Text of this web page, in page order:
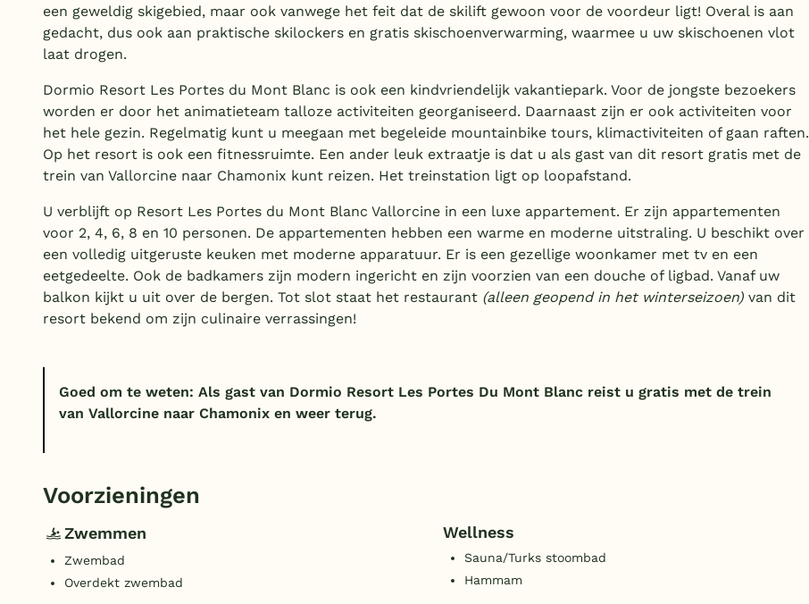
een geweldig skigebied, maar ook vanwege het feit dat de skilift gewoon voor de voordeur ligt! Overal is aan
gedacht, dus ook aan praktische skilockers en gratis skischoenverwarming, waarmee u uw skischoenen vlot
laat drogen.
Dormio Resort Les Portes du Mont Blanc is ook een kindvriendelijk vakantiepark. Voor de jongste bezoekers
worden er door het animatieteam talloze activiteiten georganiseerd. Daarnaast zijn er ook activiteiten voor
het hele gezin. Regelmatig kunt u meegaan met begeleide mountainbike tours, klimactiviteiten of gaan raften.
Op het resort is ook een fitnessruimte. Een ander leuk extraatje is dat u als gast van dit resort gratis met de
trein van Vallorcine naar Chamonix kunt reizen. Het treinstation ligt op loopafstand.
U verblijft op Resort Les Portes du Mont Blanc Vallorcine in een luxe appartement. Er zijn appartementen
voor 2, 4, 6, 8 en 10 personen. De appartementen hebben een warme en moderne uitstraling. U beschikt over
een volledig uitgeruste keuken met moderne apparatuur. Er is een gezellige woonkamer met tv en een
eetgedeelte. Ook de badkamers zijn modern ingericht en zijn voorzien van een douche of ligbad. Vanaf uw
balkon kijkt u uit over de bergen. Tot slot staat het restaurant (alleen geopend in het winterseizoen) van dit
resort bekend om zijn culinaire verrassingen!
Goed om te weten: Als gast van Dormio Resort Les Portes Du Mont Blanc reist u gratis met de trein
van Vallorcine naar Chamonix en weer terug.
Voorzieningen
Zwemmen
Zwembad
Overdekt zwembad
Wellness
Sauna/Turks stoombad
Hammam